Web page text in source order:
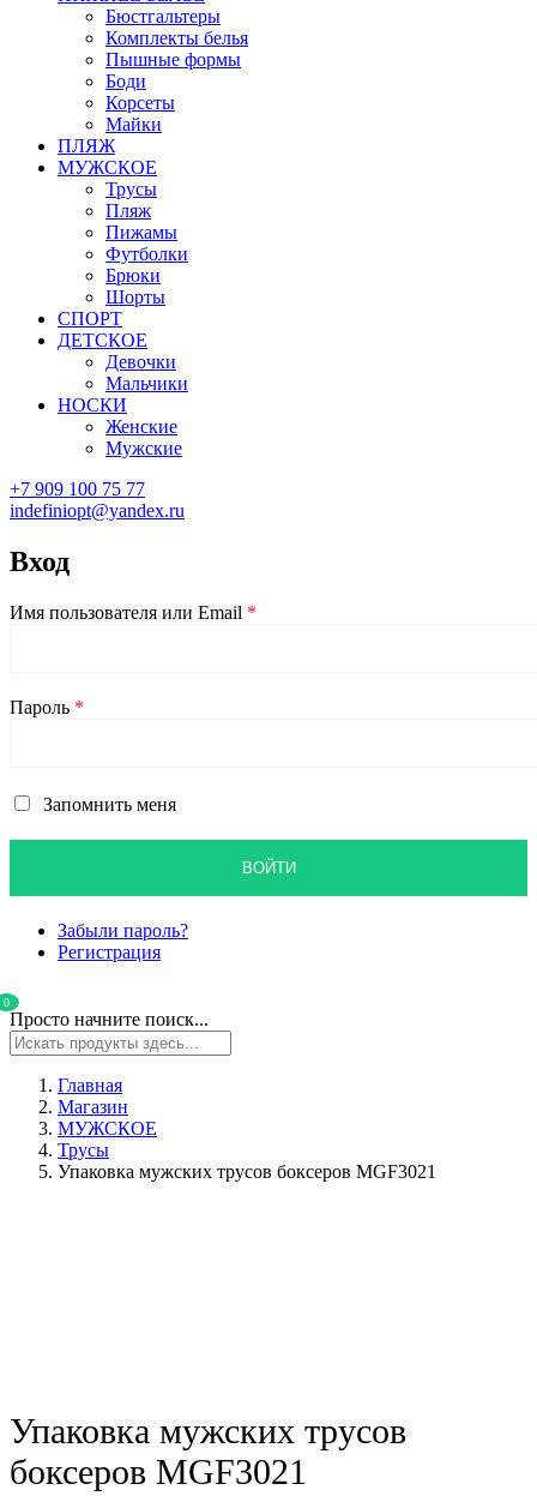
Бюстгальтеры
Комплекты белья
Пышные формы
Боди
Корсеты
Майки
ПЛЯЖ
МУЖСКОЕ
Трусы
Пляж
Пижамы
Футболки
Брюки
Шорты
СПОРТ
ДЕТСКОЕ
Девочки
Мальчики
НОСКИ
Женские
Мужские
+7 909 100 75 77
indefiniopt@yandex.ru
Вход
Имя пользователя или Email *
Пароль *
Запомнить меня
Забыли пароль?
Регистрация
0
Просто начните поиск...
Главная
Магазин
МУЖСКОЕ
Трусы
Упаковка мужских трусов боксеров MGF3021
Упаковка мужских трусов
боксеров MGF3021